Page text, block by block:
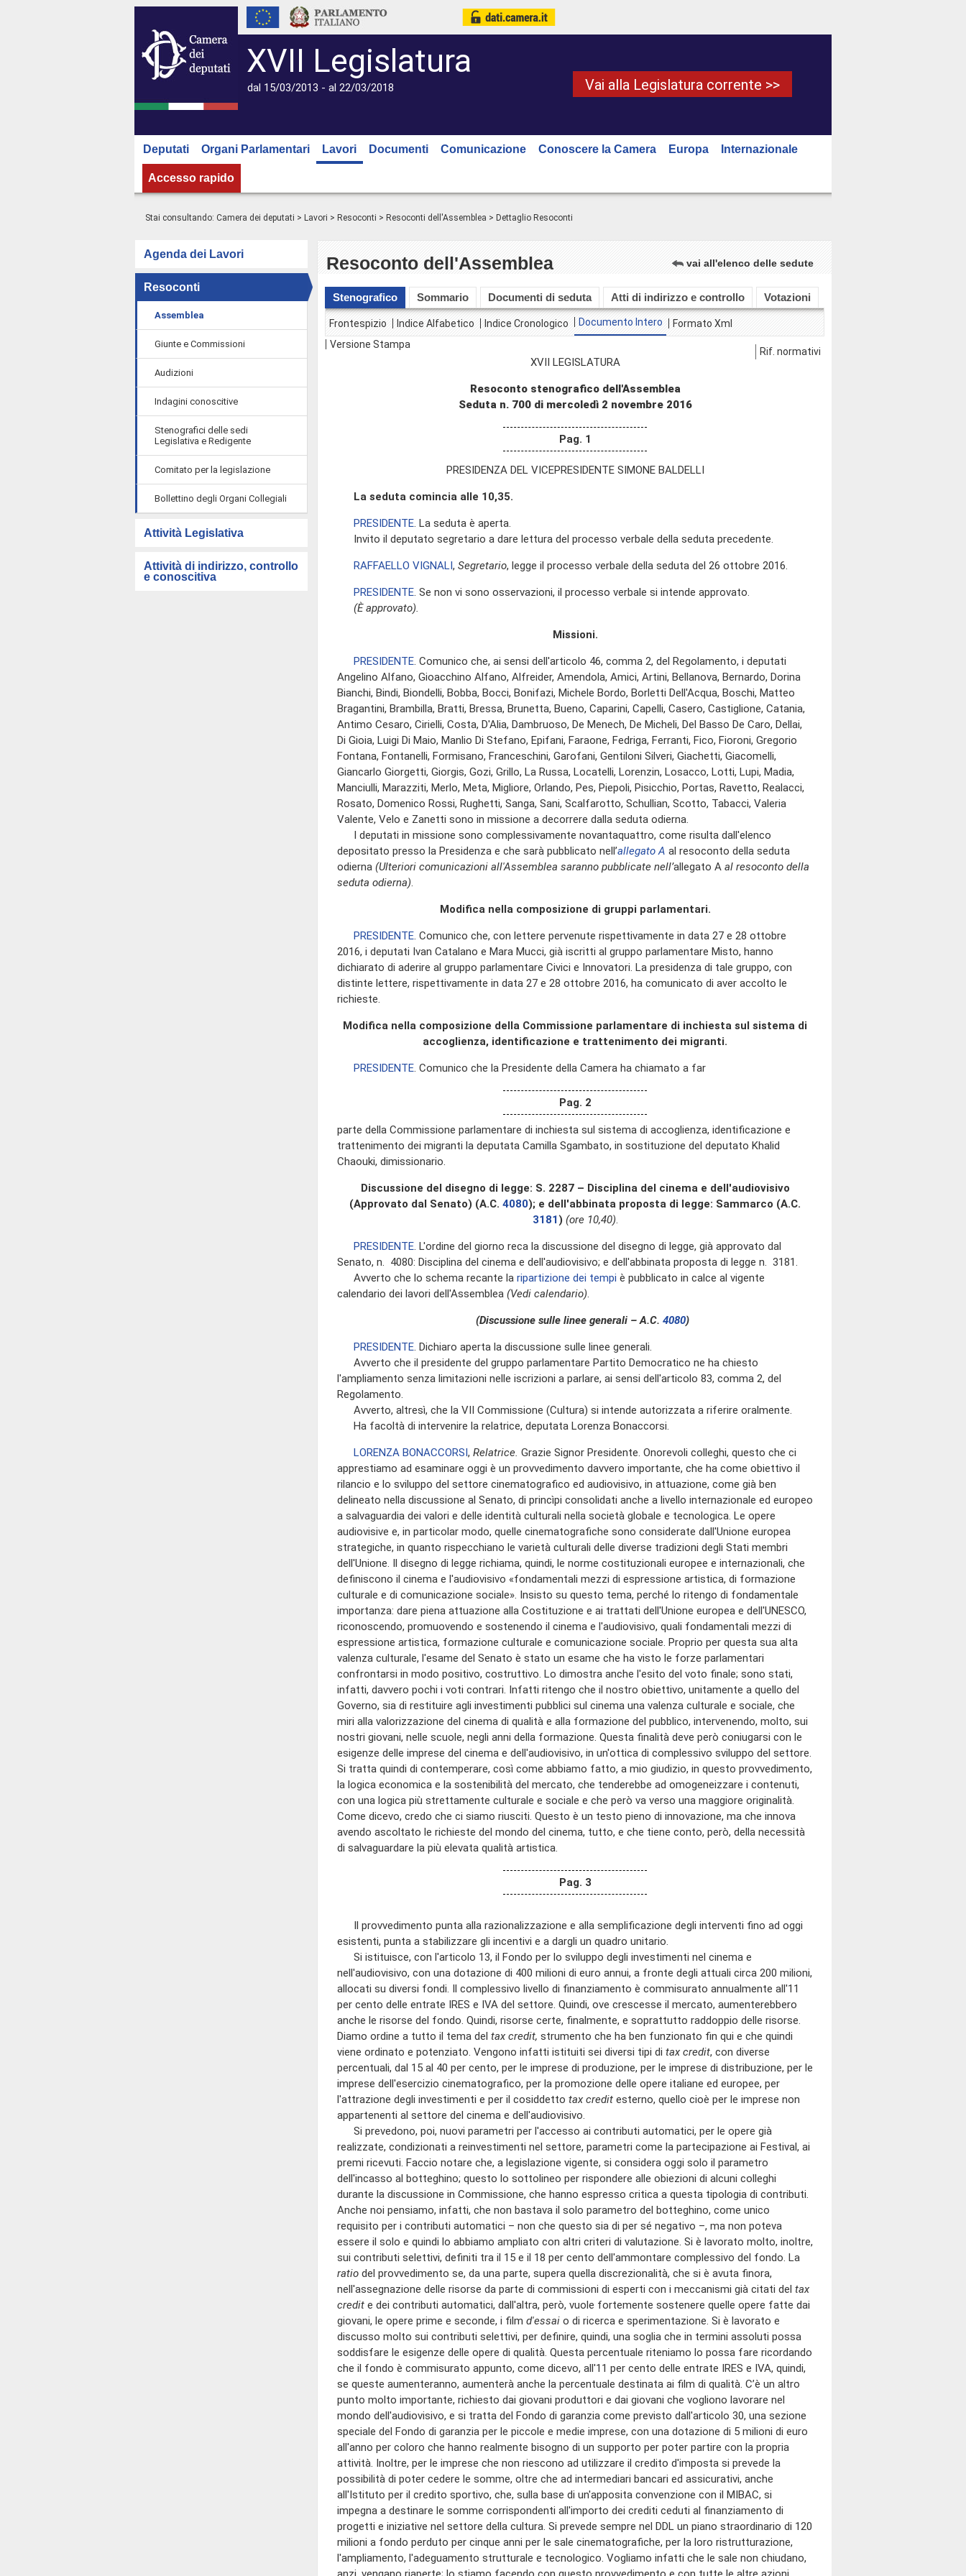
XVII Legislatura
dal 15/03/2013 - al 22/03/2018 Vai alla Legislatura corrente >>
Deputati Organi Parlamentari Lavori Documenti Comunicazione Conoscere la Camera Europa Internazionale
Accesso rapido
Stai consultando: Camera dei deputati > Lavori > Resoconti > Resoconti dell'Assemblea > Dettaglio Resoconti
Agenda dei Lavori
Resoconti
Assemblea
Giunte e Commissioni
Audizioni
Indagini conoscitive
Stenografici delle sedi
Legislativa e Redigente
Comitato per la legislazione
Bollettino degli Organi Collegiali
Attività Legislativa
Attività di indirizzo, controllo
e conoscitiva
Resoconto dell'Assemblea vai all'elenco delle sedute
Stenografico Sommario Documenti di seduta Atti di indirizzo e controllo Votazioni
Frontespizio Indice Alfabetico Indice Cronologico Documento Intero
Formato Xml
Versione Stampa
Rif. normativi
XVII LEGISLATURA
Resoconto stenografico dell'Assemblea
Seduta n. 700 di mercoledì 2 novembre 2016
Pag. 1
PRESIDENZA DEL VICEPRESIDENTE SIMONE BALDELLI
La seduta comincia alle 10,35.
PRESIDENTE. La seduta è aperta.
Invito il deputato segretario a dare lettura del processo verbale della seduta precedente.
RAFFAELLO VIGNALI, Segretario, legge il processo verbale della seduta del 26 ottobre 2016.
PRESIDENTE. Se non vi sono osservazioni, il processo verbale si intende approvato.
(È approvato).
Missioni.
PRESIDENTE. Comunico che, ai sensi dell'articolo 46, comma 2, del Regolamento, i deputati
Angelino Alfano, Gioacchino Alfano, Alfreider, Amendola, Amici, Artini, Bellanova, Bernardo, Dorina
Bianchi, Bindi, Biondelli, Bobba, Bocci, Bonifazi, Michele Bordo, Borletti Dell'Acqua, Boschi, Matteo
Bragantini, Brambilla, Bratti, Bressa, Brunetta, Bueno, Caparini, Capelli, Casero, Castiglione, Catania,
Antimo Cesaro, Cirielli, Costa, D'Alia, Dambruoso, De Menech, De Micheli, Del Basso De Caro, Dellai,
Di Gioia, Luigi Di Maio, Manlio Di Stefano, Epifani, Faraone, Fedriga, Ferranti, Fico, Fioroni, Gregorio
Fontana, Fontanelli, Formisano, Franceschini, Garofani, Gentiloni Silveri, Giachetti, Giacomelli,
Giancarlo Giorgetti, Giorgis, Gozi, Grillo, La Russa, Locatelli, Lorenzin, Losacco, Lotti, Lupi, Madia,
Manciulli, Marazziti, Merlo, Meta, Migliore, Orlando, Pes, Piepoli, Pisicchio, Portas, Ravetto, Realacci,
Rosato, Domenico Rossi, Rughetti, Sanga, Sani, Scalfarotto, Schullian, Scotto, Tabacci, Valeria
Valente, Velo e Zanetti sono in missione a decorrere dalla seduta odierna.
I deputati in missione sono complessivamente novantaquattro, come risulta dall'elenco
depositato presso la Presidenza e che sarà pubblicato nell’allegato A al resoconto della seduta
odierna (Ulteriori comunicazioni all'Assemblea saranno pubblicate nell’allegato A al resoconto della
seduta odierna).
Modifica nella composizione di gruppi parlamentari.
PRESIDENTE. Comunico che, con lettere pervenute rispettivamente in data 27 e 28 ottobre
2016, i deputati Ivan Catalano e Mara Mucci, già iscritti al gruppo parlamentare Misto, hanno
dichiarato di aderire al gruppo parlamentare Civici e Innovatori. La presidenza di tale gruppo, con
distinte lettere, rispettivamente in data 27 e 28 ottobre 2016, ha comunicato di aver accolto le
richieste.
Modifica nella composizione della Commissione parlamentare di inchiesta sul sistema di
accoglienza, identificazione e trattenimento dei migranti.
PRESIDENTE. Comunico che la Presidente della Camera ha chiamato a far
Pag. 2
parte della Commissione parlamentare di inchiesta sul sistema di accoglienza, identificazione e
trattenimento dei migranti la deputata Camilla Sgambato, in sostituzione del deputato Khalid
Chaouki, dimissionario.
Discussione del disegno di legge: S. 2287 – Disciplina del cinema e dell'audiovisivo
(Approvato dal Senato) (A.C. 4080); e dell'abbinata proposta di legge: Sammarco (A.C.
3181) (ore 10,40).
PRESIDENTE. L'ordine del giorno reca la discussione del disegno di legge, già approvato dal
Senato, n. 4080: Disciplina del cinema e dell'audiovisivo; e dell'abbinata proposta di legge n. 3181.
Avverto che lo schema recante la ripartizione dei tempi è pubblicato in calce al vigente
calendario dei lavori dell'Assemblea (Vedi calendario).
(Discussione sulle linee generali – A.C. 4080)
PRESIDENTE. Dichiaro aperta la discussione sulle linee generali.
Avverto che il presidente del gruppo parlamentare Partito Democratico ne ha chiesto
l'ampliamento senza limitazioni nelle iscrizioni a parlare, ai sensi dell'articolo 83, comma 2, del
Regolamento.
Avverto, altresì, che la VII Commissione (Cultura) si intende autorizzata a riferire oralmente.
Ha facoltà di intervenire la relatrice, deputata Lorenza Bonaccorsi.
LORENZA BONACCORSI, Relatrice. Grazie Signor Presidente. Onorevoli colleghi, questo che ci
apprestiamo ad esaminare oggi è un provvedimento davvero importante, che ha come obiettivo il
rilancio e lo sviluppo del settore cinematografico ed audiovisivo, in attuazione, come già ben
delineato nella discussione al Senato, di princìpi consolidati anche a livello internazionale ed europeo
a salvaguardia dei valori e delle identità culturali nella società globale e tecnologica. Le opere
audiovisive e, in particolar modo, quelle cinematografiche sono considerate dall'Unione europea
strategiche, in quanto rispecchiano le varietà culturali delle diverse tradizioni degli Stati membri
dell'Unione. Il disegno di legge richiama, quindi, le norme costituzionali europee e internazionali, che
definiscono il cinema e l'audiovisivo «fondamentali mezzi di espressione artistica, di formazione
culturale e di comunicazione sociale». Insisto su questo tema, perché lo ritengo di fondamentale
importanza: dare piena attuazione alla Costituzione e ai trattati dell'Unione europea e dell'UNESCO,
riconoscendo, promuovendo e sostenendo il cinema e l'audiovisivo, quali fondamentali mezzi di
espressione artistica, formazione culturale e comunicazione sociale. Proprio per questa sua alta
valenza culturale, l'esame del Senato è stato un esame che ha visto le forze parlamentari
confrontarsi in modo positivo, costruttivo. Lo dimostra anche l'esito del voto finale; sono stati,
infatti, davvero pochi i voti contrari. Infatti ritengo che il nostro obiettivo, unitamente a quello del
Governo, sia di restituire agli investimenti pubblici sul cinema una valenza culturale e sociale, che
miri alla valorizzazione del cinema di qualità e alla formazione del pubblico, intervenendo, molto, sui
nostri giovani, nelle scuole, negli anni della formazione. Questa finalità deve però coniugarsi con le
esigenze delle imprese del cinema e dell'audiovisivo, in un'ottica di complessivo sviluppo del settore.
Si tratta quindi di contemperare, così come abbiamo fatto, a mio giudizio, in questo provvedimento,
la logica economica e la sostenibilità del mercato, che tenderebbe ad omogeneizzare i contenuti,
con una logica più strettamente culturale e sociale e che però va verso una maggiore originalità.
Come dicevo, credo che ci siamo riusciti. Questo è un testo pieno di innovazione, ma che innova
avendo ascoltato le richieste del mondo del cinema, tutto, e che tiene conto, però, della necessità
di salvaguardare la più elevata qualità artistica.
Pag. 3
Il provvedimento punta alla razionalizzazione e alla semplificazione degli interventi fino ad oggi
esistenti, punta a stabilizzare gli incentivi e a dargli un quadro unitario.
Si istituisce, con l'articolo 13, il Fondo per lo sviluppo degli investimenti nel cinema e
nell'audiovisivo, con una dotazione di 400 milioni di euro annui, a fronte degli attuali circa 200 milioni,
allocati su diversi fondi. Il complessivo livello di finanziamento è commisurato annualmente all'11
per cento delle entrate IRES e IVA del settore. Quindi, ove crescesse il mercato, aumenterebbero
anche le risorse del fondo. Quindi, risorse certe, finalmente, e soprattutto raddoppio delle risorse.
Diamo ordine a tutto il tema del tax credit, strumento che ha ben funzionato fin qui e che quindi
viene ordinato e potenziato. Vengono infatti istituiti sei diversi tipi di tax credit, con diverse
percentuali, dal 15 al 40 per cento, per le imprese di produzione, per le imprese di distribuzione, per le
imprese dell'esercizio cinematografico, per la promozione delle opere italiane ed europee, per
l'attrazione degli investimenti e per il cosiddetto tax credit esterno, quello cioè per le imprese non
appartenenti al settore del cinema e dell'audiovisivo.
Si prevedono, poi, nuovi parametri per l'accesso ai contributi automatici, per le opere già
realizzate, condizionati a reinvestimenti nel settore, parametri come la partecipazione ai Festival, ai
premi ricevuti. Faccio notare che, a legislazione vigente, si considera oggi solo il parametro
dell'incasso al botteghino; questo lo sottolineo per rispondere alle obiezioni di alcuni colleghi
durante la discussione in Commissione, che hanno espresso critica a questa tipologia di contributi.
Anche noi pensiamo, infatti, che non bastava il solo parametro del botteghino, come unico
requisito per i contributi automatici – non che questo sia di per sé negativo –, ma non poteva
essere il solo e quindi lo abbiamo ampliato con altri criteri di valutazione. Si è lavorato molto, inoltre,
sui contributi selettivi, definiti tra il 15 e il 18 per cento dell'ammontare complessivo del fondo. La
ratio del provvedimento se, da una parte, supera quella discrezionalità, che si è avuta finora,
nell'assegnazione delle risorse da parte di commissioni di esperti con i meccanismi già citati del tax
credit e dei contributi automatici, dall'altra, però, vuole fortemente sostenere quelle opere fatte dai
giovani, le opere prime e seconde, i film d'essai o di ricerca e sperimentazione. Si è lavorato e
discusso molto sui contributi selettivi, per definire, quindi, una soglia che in termini assoluti possa
soddisfare le esigenze delle opere di qualità. Questa percentuale riteniamo lo possa fare ricordando
che il fondo è commisurato appunto, come dicevo, all'11 per cento delle entrate IRES e IVA, quindi,
se queste aumenteranno, aumenterà anche la percentuale destinata ai film di qualità. C’è un altro
punto molto importante, richiesto dai giovani produttori e dai giovani che vogliono lavorare nel
mondo dell'audiovisivo, e si tratta del Fondo di garanzia come previsto dall'articolo 30, una sezione
speciale del Fondo di garanzia per le piccole e medie imprese, con una dotazione di 5 milioni di euro
all'anno per coloro che hanno realmente bisogno di un supporto per poter partire con la propria
attività. Inoltre, per le imprese che non riescono ad utilizzare il credito d'imposta si prevede la
possibilità di poter cedere le somme, oltre che ad intermediari bancari ed assicurativi, anche
all'Istituto per il credito sportivo, che, sulla base di un'apposita convenzione con il MIBAC, si
impegna a destinare le somme corrispondenti all'importo dei crediti ceduti al finanziamento di
progetti e iniziative nel settore della cultura. Si prevede sempre nel DDL un piano straordinario di 120
milioni a fondo perduto per cinque anni per le sale cinematografiche, per la loro ristrutturazione,
l'ampliamento, l'adeguamento strutturale e tecnologico. Vogliamo infatti che le sale non chiudano,